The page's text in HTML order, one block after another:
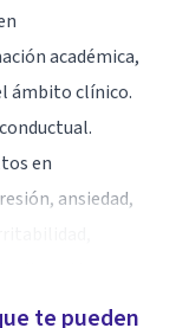
académica,
ámbito clínico.
en
ansiedad,
de drogas,
te pueden